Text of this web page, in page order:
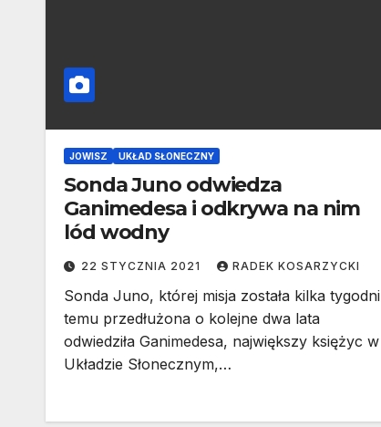
JOWISZ UKŁAD SŁONECZNY
Sonda Juno odwiedza
Ganimedesa i odkrywa na nim
lód wodny
22 STYCZNIA 2021 RADEK KOSARZYCKI
Sonda Juno, której misja została kilka tygodni
temu przedłużona o kolejne dwa lata
odwiedziła Ganimedesa, największy księżyc w
Układzie Słonecznym,…